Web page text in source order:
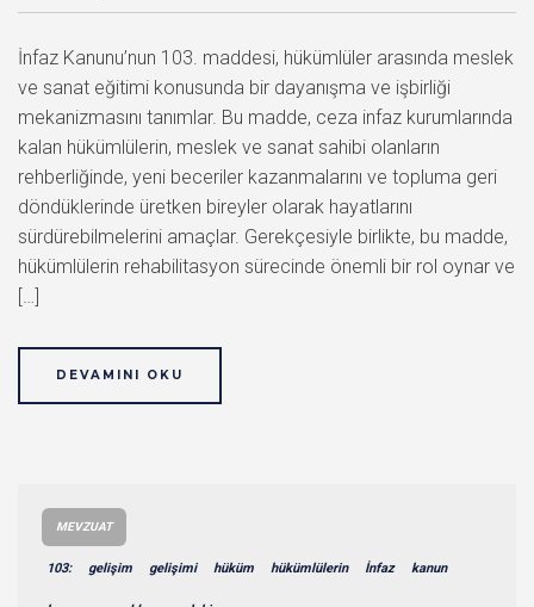
İnfaz Kanunu’nun 103. maddesi, hükümlüler arasında meslek
ve sanat eğitimi konusunda bir dayanışma ve işbirliği
mekanizmasını tanımlar. Bu madde, ceza infaz kurumlarında
kalan hükümlülerin, meslek ve sanat sahibi olanların
rehberliğinde, yeni beceriler kazanmalarını ve topluma geri
döndüklerinde üretken bireyler olarak hayatlarını
sürdürebilmelerini amaçlar. Gerekçesiyle birlikte, bu madde,
hükümlülerin rehabilitasyon sürecinde önemli bir rol oynar ve
[…]
DEVAMINI OKU
MEVZUAT
103: gelişim gelişimi hüküm hükümlülerin İnfaz kanun